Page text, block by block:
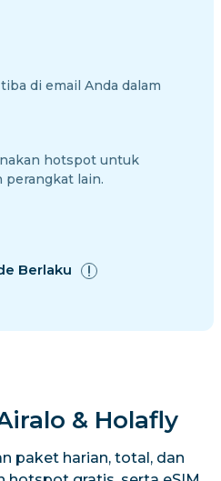
di email Anda dalam
hotspot untuk
perangkat lain.
Berlaku
& Holafly
paket harian, total, dan